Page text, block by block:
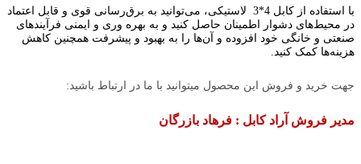
با استفاده از کابل 4*3 لاستیکی، می‌توانید به برق‌رسانی قوی و قابل اعتماد
در محیط‌های دشوار اطمینان حاصل کنید و به بهره ‌وری و ایمنی فرآیندهای
صنعتی و خانگی خود افزوده و آن‌ها را به بهبود و پیشرفت همچنین کاهش
هزینه‌ها کمک کنید.
جهت خرید و فروش این محصول میتوانید با ما در ارتباط باشید:
مدیر فروش آراد کابل : فرهاد بازرگان